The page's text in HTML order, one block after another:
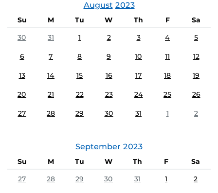
August 2023
Su M Tu W Th F
Sa
30
31 1 2 3 4 5
6 7 8 9 10 11 12
13 14 15 16 17 18 19
20 21 22 23 24 25 26
27 28 29 30 31 1 2
September 2023
Su M Tu W Th F
Sa
27
28 29 30 31 1 2